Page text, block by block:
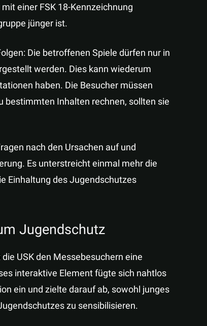
einer FSK 18-Kennzeichnung
jünger ist.
Die betroffenen Spiele dürfen nur in
werden. Dies kann wiederum
haben. Die Besucher müssen
bestimmten Inhalten rechnen, sollten sie
nach den Ursachen auf und
Es unterstreicht einmal mehr die
Einhaltung des Jugendschutzes
Jugendschutz
USK den Messebesuchern eine
interaktive Element fügte sich nahtlos
ein und zielte darauf ab, sowohl junges
zu sensibilisieren.